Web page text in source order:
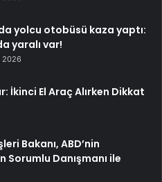
yolcu otobüsü kaza yaptı:
yaralı var!
2026
İkinci El Araç Alırken Dikkat
Bakanı, ABD’nin
Sorumlu Danışmanı ile